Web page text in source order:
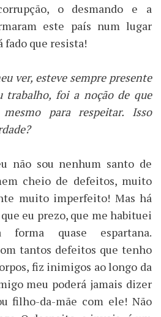
o desmando e a
este país num lugar
que resista!
ver, esteve sempre presente
foi a noção de que
para respeitar. Isso
não sou nenhum santo de
cheio de defeitos, muito
muito imperfeito! Mas há
eu prezo, que me habituei
quase espartana.
tantos defeitos que tenho
fiz inimigos ao longo da
meu poderá jamais dizer
filho-da-mãe com ele! Não